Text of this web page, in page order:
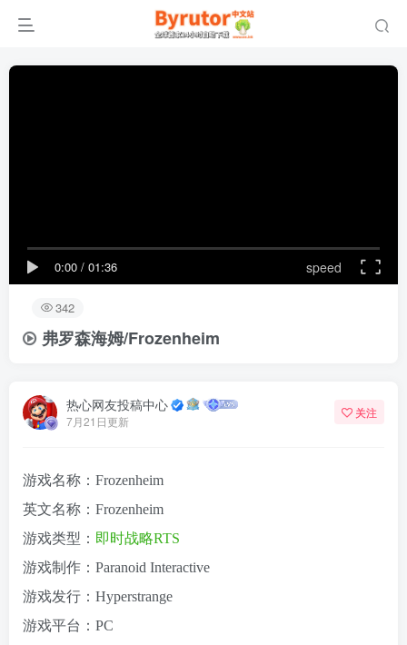
0:00 / 01:36 speed
342
弗罗森海姆/Frozenheim
热心网友投稿中心
7月21日更新
关注
游戏名称：Frozenheim
英文名称：Frozenheim
游戏类型： 即时战略RTS
游戏制作：Paranoid Interactive
游戏发行：Hyperstrange
游戏平台：PC